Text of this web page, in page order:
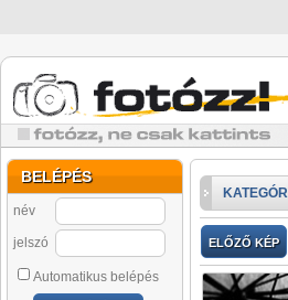
BELÉPÉS
név
jelszó
Automatikus belépés
ELŐZŐ KÉP